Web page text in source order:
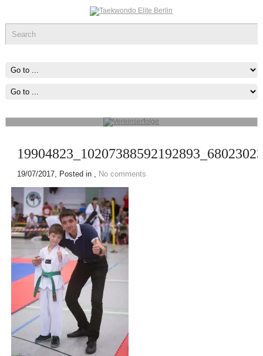
Vereinserfolge
wovon du träumst ,Fang Damit An!
19/07/2017, Posted in , No comments